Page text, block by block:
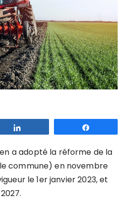
a adopté la réforme de la
commune) en novembre
le 1er janvier 2023, et